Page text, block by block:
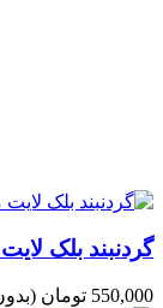
گردنبند بلک
550,000 تومان